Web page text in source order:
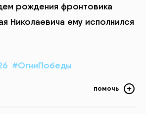
рождения фронтовика
Николаевича ему исполнился
#ОгниПобеды
помочь